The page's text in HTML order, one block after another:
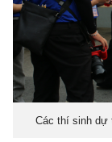
Các thí sinh dự